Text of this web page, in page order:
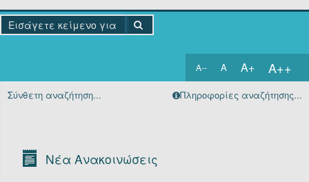
A-- A A+ A++
Αρχική
Σύνθετη αναζήτηση... Πληροφορίες αναζήτησης...
Νέα Ανακοινώσεις